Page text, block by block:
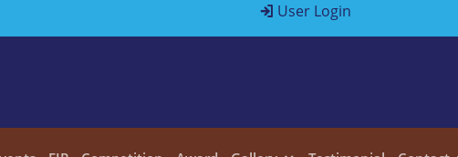
User Login